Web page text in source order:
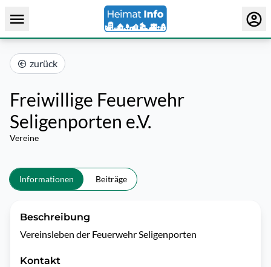
zurück
Freiwillige Feuerwehr
Seligenporten e.V.
Vereine
Informationen Beiträge
Beschreibung
Vereinsleben der Feuerwehr Seligenporten
Kontakt